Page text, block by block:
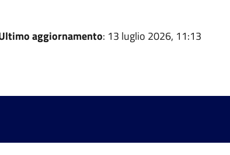
aggiornamento: 13 luglio 2026, 11:13